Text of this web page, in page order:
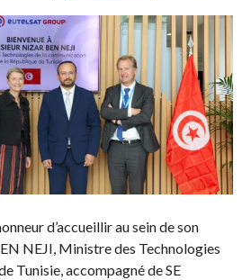
d’accueillir au sein de son
NEJI, Ministre des Technologies
Tunisie, accompagné de SE